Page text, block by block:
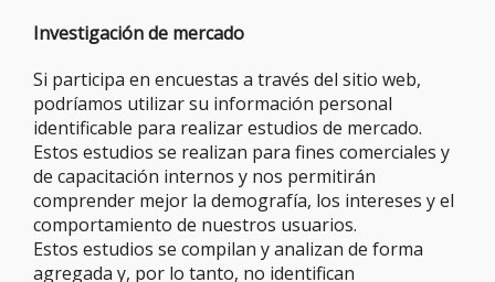
Investigación de mercado
Si participa en encuestas a través del sitio web,
podríamos utilizar su información personal
identificable para realizar estudios de mercado.
Estos estudios se realizan para fines comerciales y
de capacitación internos y nos permitirán
comprender mejor la demografía, los intereses y el
comportamiento de nuestros usuarios.
Estos estudios se compilan y analizan de forma
agregada y, por lo tanto, no identifican